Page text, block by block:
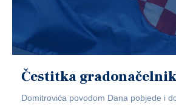
Čestitka
Domitrovića povodom Dana pobjede i